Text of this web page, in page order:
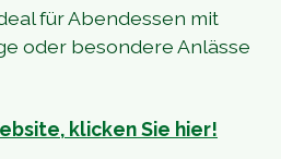
für Abendessen mit
oder besondere Anlässe
klicken Sie hier!